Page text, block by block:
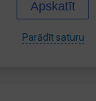
Apskatīt
Parādīt saturu